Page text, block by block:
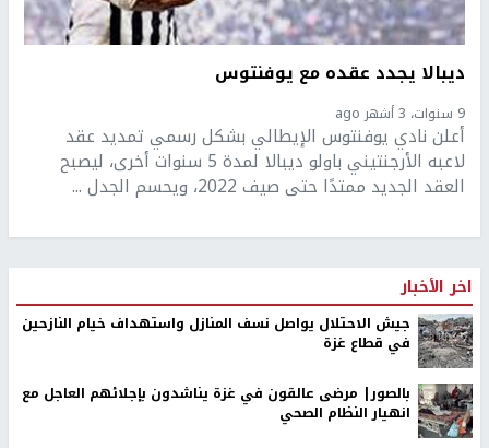
ديبالا يجدد عقده مع يوفنتوس
9 سنوات، 3 أشهر ago
أعلن نادي يوفنتوس الإيطالي بشكل رسمي تمديد عقد
لاعبه الأرجنتيني باولو ديبالا لمدة 5 سنوات أخرى، ليصبح
العقد الجديد ممتدًا حتى صيف 2022، ويحسم الجدل ...
اخر الأخبار
جيش الاحتلال يواصل نسف المنازل واستهداف خيام النازحين
في قطاع غزة
بالصور| مرضى عالقون في غزة يناشدون بإجلائهم العاجل مع
انهيار النظام الصحي